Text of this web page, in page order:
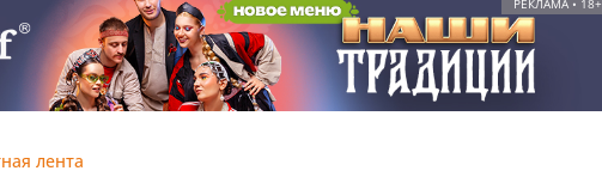
РЕКЛАМА • 18+
лента